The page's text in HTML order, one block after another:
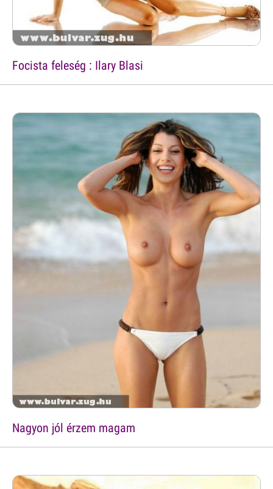
Focista feleség : Ilary Blasi
Nagyon jól érzem magam